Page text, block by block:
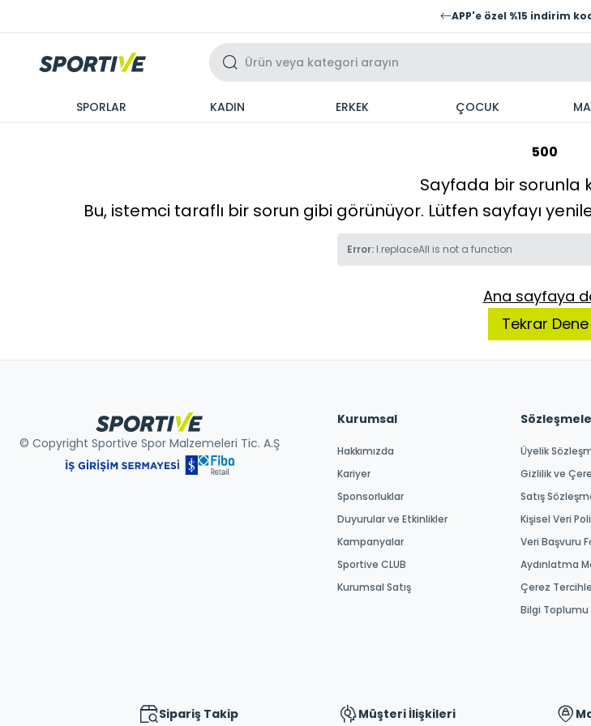
APP'e özel %15 indirim
SPORLAR KADIN ERKEK ÇOCUK
500
Sayfada bir sorunla
Bu, istemci taraflı bir sorun gibi görünüyor. Lütfen sayfayı
Error: l.replaceAll is not a function
Ana sayfaya
Tekrar Dene
© Copyright Sportive Spor Malzemeleri Tic. A.Ş
Kurumsal
Hakkımızda
Kariyer
Sponsorluklar
Duyurular ve Etkinlikler
Kampanyalar
Sportive CLUB
Kurumsal Satış
Üyelik
Gizlilik ve
Satış
Kişisel Veri
Veri Başvuru
Aydınlatma
Çerez
Bilgi
Sipariş Takip Müşteri İlişkileri